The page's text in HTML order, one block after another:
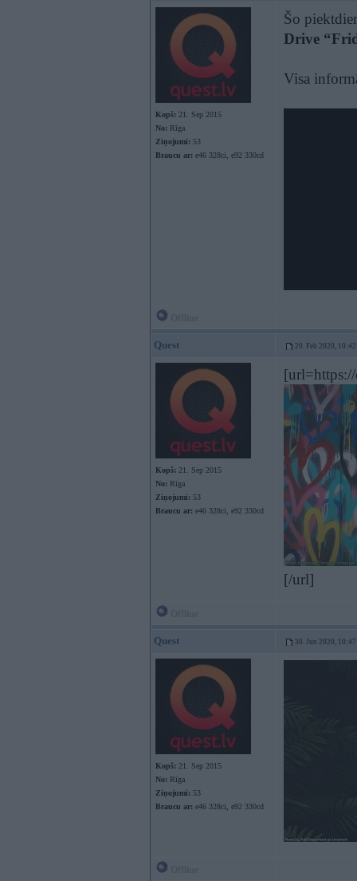
Kopš: 21. Sep 2015
No: Rīga
Ziņojumi: 53
Braucu ar: e46 328ci, e92 330cd
Šo
Drive
Visa
Quest 20. Feb 2020, 10:42
Kopš: 21. Sep 2015
No: Rīga
Ziņojumi: 53
Braucu ar: e46 328ci, e92 330cd
[/url]
Quest 30. Jun 2020, 10:47
Kopš: 21. Sep 2015
No: Rīga
Ziņojumi: 53
Braucu ar: e46 328ci, e92 330cd